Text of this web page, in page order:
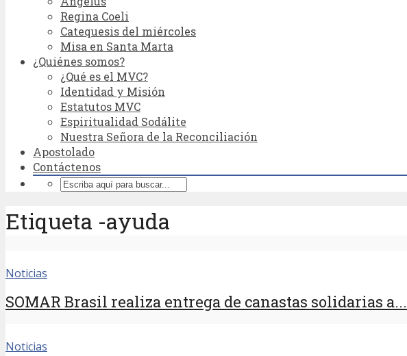
Regina Coeli
Catequesis del miércoles
Misa en Santa Marta
¿Quiénes somos?
¿Qué es el MVC?
Identidad y Misión
Estatutos MVC
Espiritualidad Sodálite
Nuestra Señora de la Reconciliación
Apostolado
Contáctenos
Etiqueta -ayuda
Noticias
SOMAR Brasil realiza entrega de canastas solidarias a...
Noticias